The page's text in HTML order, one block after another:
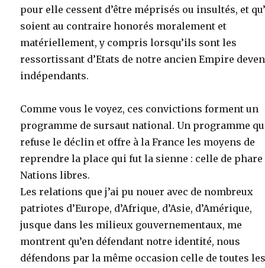
pour elle cessent d’être méprisés ou insultés, et
soient au contraire honorés moralement et
matériellement, y compris lorsqu’ils sont les
ressortissant d’Etats de notre ancien Empire
indépendants.
Comme vous le voyez, ces convictions forment un
programme de sursaut national. Un programme
refuse le déclin et offre à la France les moyens de
reprendre la place qui fut la sienne : celle de phare
Nations libres.
Les relations que j’ai pu nouer avec de nombreux
patriotes d’Europe, d’Afrique, d’Asie, d’Amérique,
jusque dans les milieux gouvernementaux, me
montrent qu’en défendant notre identité, nous
défendons par la même occasion celle de toutes